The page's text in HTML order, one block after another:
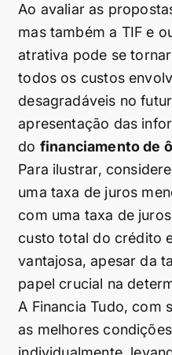
Ao avaliar as
mas também a TIF e
atrativa pode se
todos os custos
desagradáveis no
apresentação das
do financiamento de
Para ilustrar,
uma taxa de juros
com uma taxa de
custo total do crédito
vantajosa, apesar da
papel crucial na
A Financia Tudo, com
as melhores